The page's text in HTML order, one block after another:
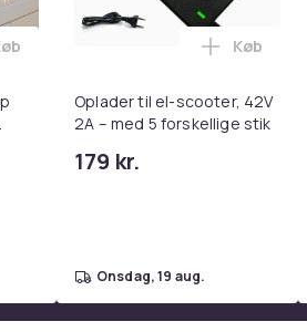
yoga og
- make up spejl med belysning -
Bright Beauty® Make up spejl med
Oplader til el-scooter, 42V
2A – med 5 forskellige stik
179 kr.
Læg
Køb
onsdag, 19 aug.